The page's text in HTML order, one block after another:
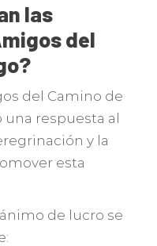
las
del
del Camino de
respuesta al
y la
esta
de lucro se